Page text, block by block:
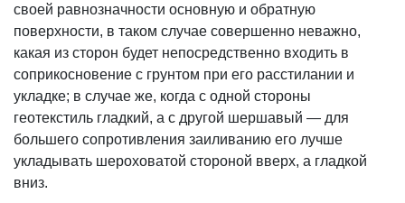
своей равнозначности основную и обратную
поверхности, в таком случае совершенно неважно,
какая из сторон будет непосредственно входить в
соприкосновение с грунтом при его расстилании и
укладке; в случае же, когда с одной стороны
геотекстиль гладкий, а с другой шершавый — для
большего сопротивления заиливанию его лучше
укладывать шероховатой стороной вверх, а гладкой
вниз.